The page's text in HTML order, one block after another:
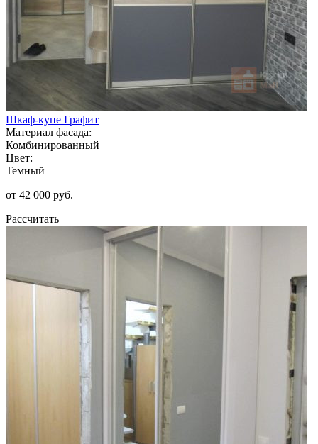
Шкаф-купе Графит
Материал фасада:
Комбинированный
Цвет:
Темный
от 42 000 руб.
Рассчитать